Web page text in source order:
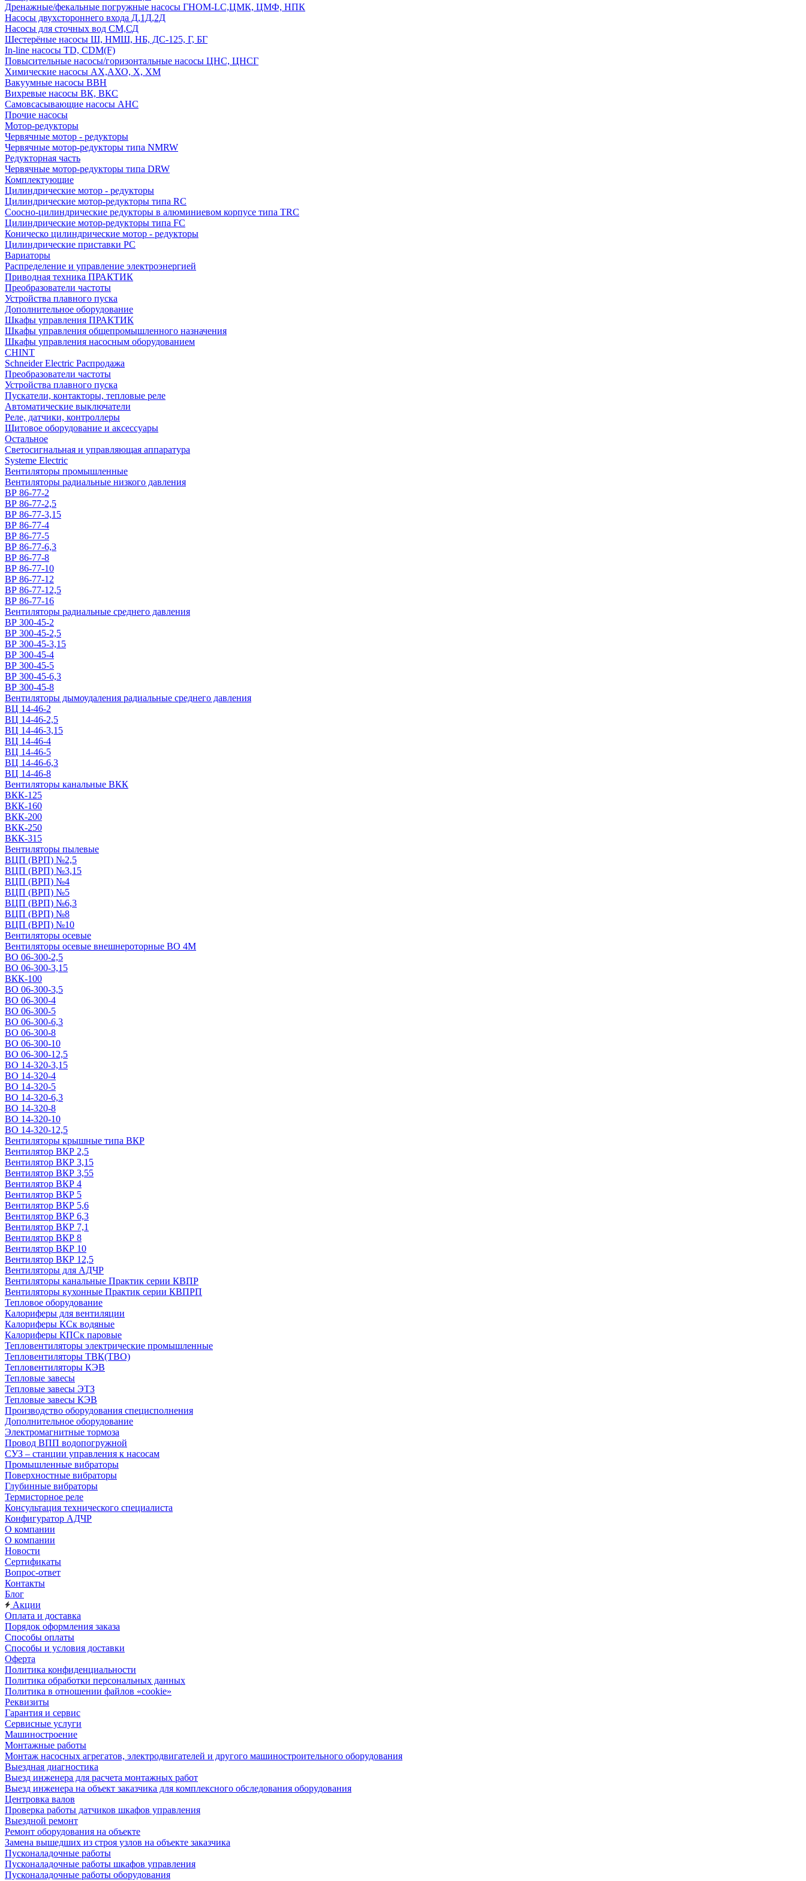
Дренажные/фекальные погружные насосы ГНОМ-LC,ЦМК, ЦМФ, НПК
Насосы двухстороннего входа Д,1Д,2Д
Насосы для сточных вод СМ,СД
Шестерёные насосы Ш, НМШ, НБ, ДС-125, Г, БГ
In-line насосы TD, CDM(F)
Повысительные насосы/горизонтальные насосы ЦНС, ЦНСГ
Химические насосы АХ,АХО, Х, ХМ
Вакуумные насосы ВВН
Вихревые насосы ВК, ВКС
Самовсасывающие насосы АНС
Прочие насосы
Мотор-редукторы
Червячные мотор - редукторы
Червячные мотор-редукторы типа NMRW
Редукторная часть
Червячные мотор-редукторы типа DRW
Комплектующие
Цилиндрические мотор - редукторы
Цилиндрические мотор-редукторы типа RC
Соосно-цилиндрические редукторы в алюминиевом корпусе типа TRC
Цилиндрические мотор-редукторы типа FC
Коническо цилиндрические мотор - редукторы
Цилиндрические приставки PC
Вариаторы
Распределение и управление электроэнергией
Приводная техника ПРАКТИК
Преобразователи частоты
Устройства плавного пуска
Дополнительное оборудование
Шкафы управления ПРАКТИК
Шкафы управления общепромышленного назначения
Шкафы управления насосным оборудованием
CHINT
Schneider Electric Распродажа
Преобразователи частоты
Устройства плавного пуска
Пускатели, контакторы, тепловые реле
Автоматические выключатели
Реле, датчики, контроллеры
Щитовое оборудование и аксессуары
Остальное
Светосигнальная и управляющая аппаратура
Systeme Electric
Вентиляторы промышленные
Вентиляторы радиальные низкого давления
ВР 86-77-2
ВР 86-77-2,5
ВР 86-77-3,15
ВР 86-77-4
ВР 86-77-5
ВР 86-77-6,3
ВР 86-77-8
ВР 86-77-10
ВР 86-77-12
ВР 86-77-12,5
ВР 86-77-16
Вентиляторы радиальные среднего давления
ВР 300-45-2
ВР 300-45-2,5
ВР 300-45-3,15
ВР 300-45-4
ВР 300-45-5
ВР 300-45-6,3
ВР 300-45-8
Вентиляторы дымоудаления радиальные среднего давления
ВЦ 14-46-2
ВЦ 14-46-2,5
ВЦ 14-46-3,15
ВЦ 14-46-4
ВЦ 14-46-5
ВЦ 14-46-6,3
ВЦ 14-46-8
Вентиляторы канальные ВКК
ВКК-125
ВКК-160
ВКК-200
ВКК-250
ВКК-315
Вентиляторы пылевые
ВЦП (ВРП) №2,5
ВЦП (ВРП) №3,15
ВЦП (ВРП) №4
ВЦП (ВРП) №5
ВЦП (ВРП) №6,3
ВЦП (ВРП) №8
ВЦП (ВРП) №10
Вентиляторы осевые
Вентиляторы осевые внешнероторные ВО 4М
ВО 06-300-2,5
ВО 06-300-3,15
ВКК-100
ВО 06-300-3,5
ВО 06-300-4
ВО 06-300-5
ВО 06-300-6,3
ВО 06-300-8
ВО 06-300-10
ВО 06-300-12,5
ВО 14-320-3,15
ВО 14-320-4
ВО 14-320-5
ВО 14-320-6,3
ВО 14-320-8
ВО 14-320-10
ВО 14-320-12,5
Вентиляторы крышные типа ВКР
Вентилятор ВКР 2,5
Вентилятор ВКР 3,15
Вентилятор ВКР 3,55
Вентилятор ВКР 4
Вентилятор ВКР 5
Вентилятор ВКР 5,6
Вентилятор ВКР 6,3
Вентилятор ВКР 7,1
Вентилятор ВКР 8
Вентилятор ВКР 10
Вентилятор ВКР 12,5
Вентиляторы для АДЧР
Вентиляторы канальные Практик серии КВПР
Вентиляторы кухонные Практик серии КВПРП
Тепловое оборудование
Калориферы для вентиляции
Калориферы КСк водяные
Калориферы КПСк паровые
Тепловентиляторы электрические промышленные
Тепловентиляторы ТВК(ТВО)
Тепловентиляторы КЭВ
Тепловые завесы
Тепловые завесы ЭТЗ
Тепловые завесы КЭВ
Производство оборудования специсполнения
Дополнительное оборудование
Электромагнитные тормоза
Провод ВПП водопогружной
СУЗ – станции управления к насосам
Промышленные вибраторы
Поверхностные вибраторы
Глубинные вибраторы
Термисторное реле
Консультация технического специалиста
Конфигуратор АДЧР
О компании
О компании
Новости
Сертификаты
Вопрос-ответ
Контакты
Блог
Акции
Оплата и доставка
Порядок оформления заказа
Способы оплаты
Способы и условия доставки
Оферта
Политика конфиденциальности
Политика обработки персональных данных
Политика в отношении файлов «cookie»
Реквизиты
Гарантия и сервис
Сервисные услуги
Машиностроение
Монтажные работы
Монтаж насосных агрегатов, электродвигателей и другого машиностроительного оборудования
Выездная диагностика
Выезд инженера для расчета монтажных работ
Выезд инженера на объект заказчика для комплексного обследования оборудования
Центровка валов
Проверка работы датчиков шкафов управления
Выездной ремонт
Ремонт оборудования на объекте
Замена вышедших из строя узлов на объекте заказчика
Пусконаладочные работы
Пусконаладочные работы шкафов управления
Пусконаладочные работы оборудования